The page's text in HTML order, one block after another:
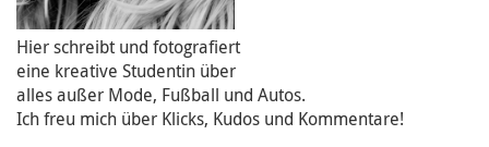
Hier schreibt und fotografiert
eine kreative Studentin über
alles außer Mode, Fußball und Autos.
Ich freu mich über Klicks, Kudos und Kommentare!